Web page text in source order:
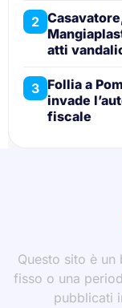
2
atti
3 Follia a
invade
fiscale
Questo sito è
fisso o una
pubblicati